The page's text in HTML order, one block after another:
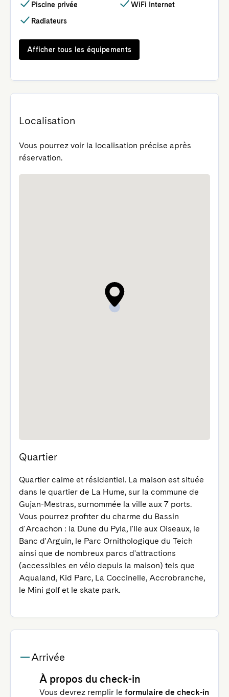
Piscine privée
Radiateurs
WiFi Internet
Afficher tous les équipements
Localisation
Vous pourrez voir la localisation précise après
réservation.
Quartier
Quartier calme et résidentiel. La maison est située
dans le quartier de La Hume, sur la commune de
Gujan-Mestras, surnommée la ville aux 7 ports.
Vous pourrez profiter du charme du Bassin
d'Arcachon : la Dune du Pyla, l'Ile aux Oiseaux, le
Banc d'Arguin, le Parc Ornithologique du Teich
ainsi que de nombreux parcs d'attractions
(accessibles en vélo depuis la maison) tels que
Aqualand, Kid Parc, La Coccinelle, Accrobranche,
le Mini golf et le skate park.
Arrivée
À propos du check-in
Vous devrez remplir le formulaire de check-in